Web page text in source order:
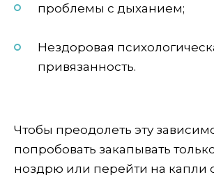
проблемы с дыханием;
Нездоровая
привязанность.
Чтобы преодолеть эту
попробовать закапывать
ноздрю или перейти на капли